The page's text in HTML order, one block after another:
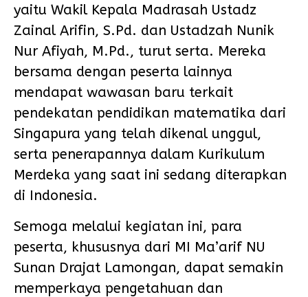
yaitu Wakil Kepala Madrasah Ustadz
Zainal Arifin, S.Pd. dan Ustadzah Nunik
Nur Afiyah, M.Pd., turut serta. Mereka
bersama dengan peserta lainnya
mendapat wawasan baru terkait
pendekatan pendidikan matematika dari
Singapura yang telah dikenal unggul,
serta penerapannya dalam Kurikulum
Merdeka yang saat ini sedang diterapkan
di Indonesia.
Semoga melalui kegiatan ini, para
peserta, khususnya dari MI Ma’arif NU
Sunan Drajat Lamongan, dapat semakin
memperkaya pengetahuan dan